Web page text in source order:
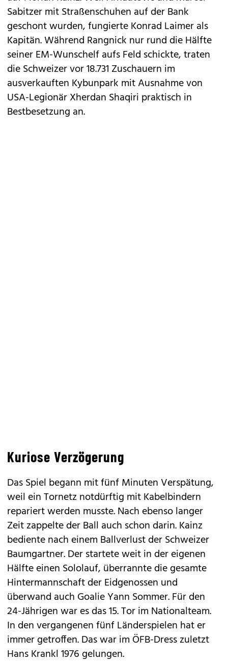
Sabitzer mit Straßenschuhen auf der Bank
geschont wurden, fungierte Konrad Laimer als
Kapitän. Während Rangnick nur rund die Hälfte
seiner EM-Wunschelf aufs Feld schickte, traten
die Schweizer vor 18.731 Zuschauern im
ausverkauften Kybunpark mit Ausnahme von
USA-Legionär Xherdan Shaqiri praktisch in
Bestbesetzung an.
Kuriose Verzögerung
Das Spiel begann mit fünf Minuten Verspätung,
weil ein Tornetz notdürftig mit Kabelbindern
repariert werden musste. Nach ebenso langer
Zeit zappelte der Ball auch schon darin. Kainz
bediente nach einem Ballverlust der Schweizer
Baumgartner. Der startete weit in der eigenen
Hälfte einen Sololauf, überrannte die gesamte
Hintermannschaft der Eidgenossen und
überwand auch Goalie Yann Sommer. Für den
24-Jährigen war es das 15. Tor im Nationalteam.
In den vergangenen fünf Länderspielen hat er
immer getroffen. Das war im ÖFB-Dress zuletzt
Hans Krankl 1976 gelungen.